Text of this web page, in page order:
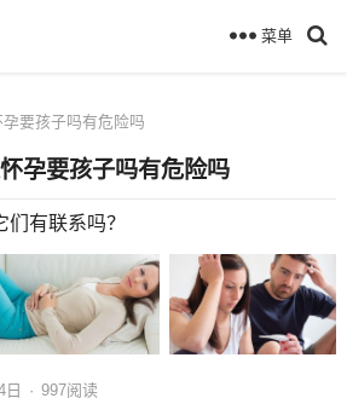
菜单
要孩子吗有危险吗
孕要孩子吗有危险吗
有联系吗？
日 · 997阅读